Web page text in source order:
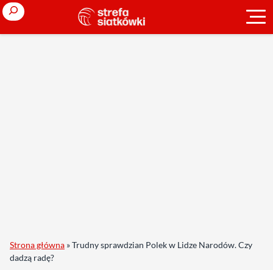
Search
Strona główna »Trudny sprawdzian Polek w Lidze Narodów. Czy
dadzą radę?